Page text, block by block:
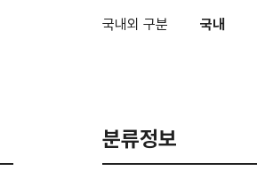
국내외 구분 국내
분류정보